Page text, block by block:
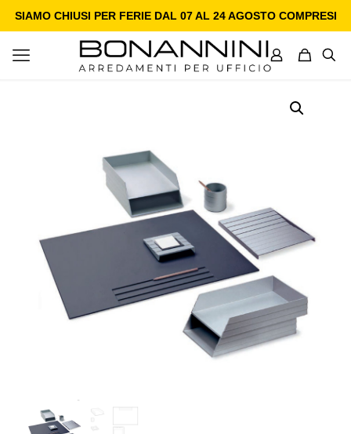
SIAMO CHIUSI PER FERIE DAL 07 AL 24 AGOSTO COMPRESI